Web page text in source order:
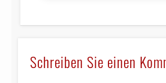
Schreiben Sie einen